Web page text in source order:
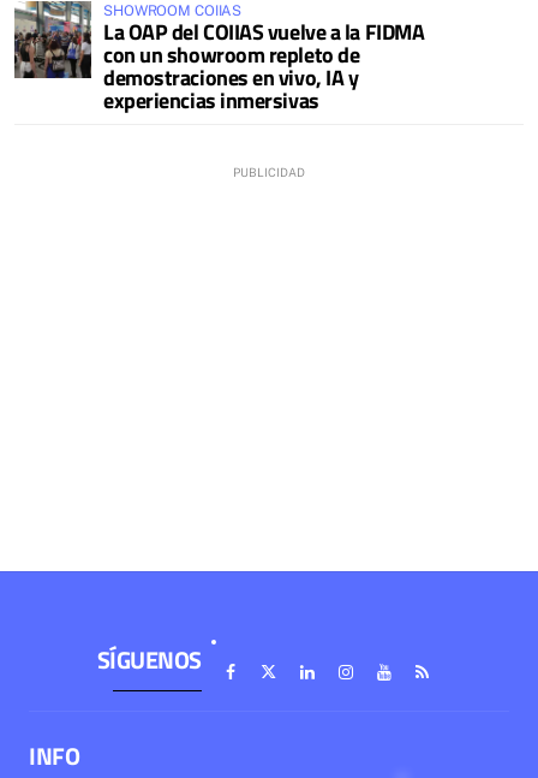
SHOWROOM COIIAS
La OAP del COIIAS vuelve a la FIDMA
con un showroom repleto de
demostraciones en vivo, IA y
experiencias inmersivas
SÍGUENOS
INFO